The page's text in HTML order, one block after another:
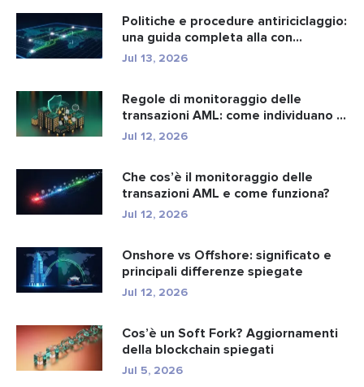
Politiche e procedure antiriciclaggio:
una guida completa alla con...
Jul 13, 2026
Regole di monitoraggio delle
transazioni AML: come individuano i
r...
Jul 12, 2026
Che cos’è il monitoraggio delle
transazioni AML e come funziona?
Jul 12, 2026
Onshore vs Offshore: significato e
principali differenze spiegate
Jul 12, 2026
Cos’è un Soft Fork? Aggiornamenti
della blockchain spiegati
Jul 5, 2026